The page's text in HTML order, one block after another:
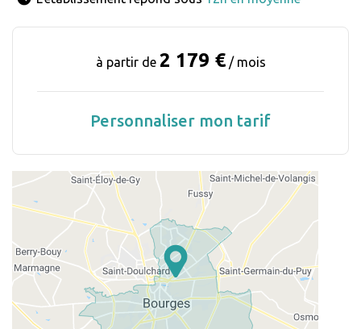
à partir de 2 179 €/ mois
Personnaliser mon tarif